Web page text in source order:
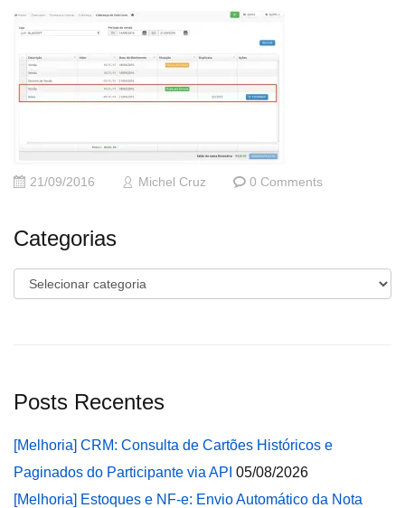
21/09/2016 Michel Cruz 0 Comments
Categorias
Categorias
Posts Recentes
[Melhoria] CRM: Consulta de Cartões Históricos e
Paginados do Participante via API 05/08/2026
[Melhoria] Estoques e NF-e: Envio Automático da Nota